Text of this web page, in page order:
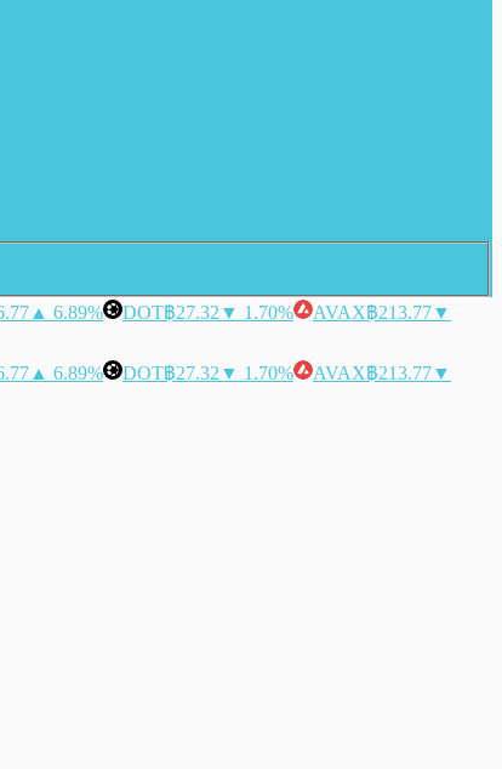
▲ 6.89% DOT฿27.32 ▼ 1.70% AVAX฿213.77▼
▲ 6.89% DOT฿27.32 ▼ 1.70% AVAX฿213.77▼